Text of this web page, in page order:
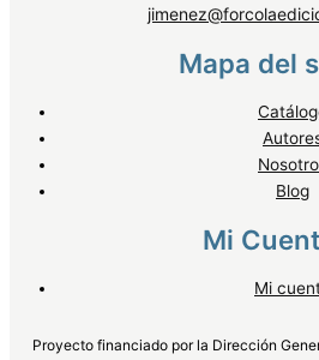
Mapa del
Blog
Mi
Mi
Proyecto financiado por la Dirección